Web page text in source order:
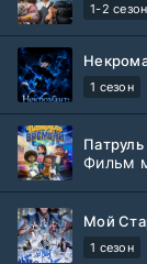
1-2 сезон
1 сезон
Фильм
1 сезон